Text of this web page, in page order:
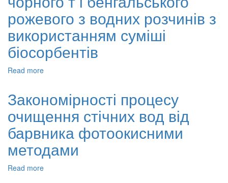
експериментальних
параметрів
і
в'язкопружних
властивостей
рожевого з водних розчинів з
використанням суміші
біосорбентів
Read more
чорного
і
бенгальського
рожевого
з
водних
Закономірності процесу
очищення стічних вод від
барвника фотоокисними
методами
Read more